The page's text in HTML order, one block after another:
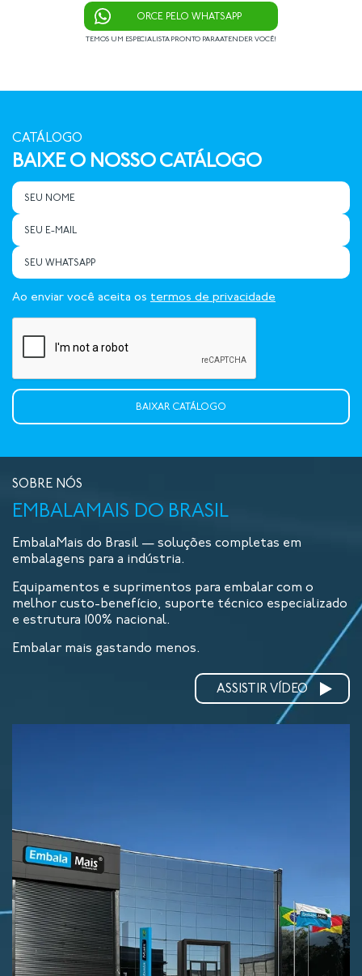
ORCE PELO WHATSAPP
TEMOS UM ESPECIALISTA PRONTO PARA ATENDER VOCÊ!
CATÁLOGO
BAIXE O NOSSO CATÁLOGO
Ao enviar você aceita os termos de privacidade
SOBRE NÓS
EMBALAMAIS DO BRASIL
EmbalaMais do Brasil — soluções completas em
embalagens para a indústria.
Equipamentos e suprimentos para embalar com o
melhor custo-benefício, suporte técnico especializado
e estrutura 100% nacional.
Embalar mais gastando menos.
ASSISTIR VÍDEO